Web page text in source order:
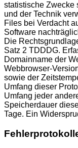
statistische Zwecke
und der Technik
Files bei Verdacht
Software
Die
Satz 2 TDDDG.
Domainname der
Webbrowser-
sowie der
Umfang dieser
Umfang jeder
Speicherdauer
Tage. Ein